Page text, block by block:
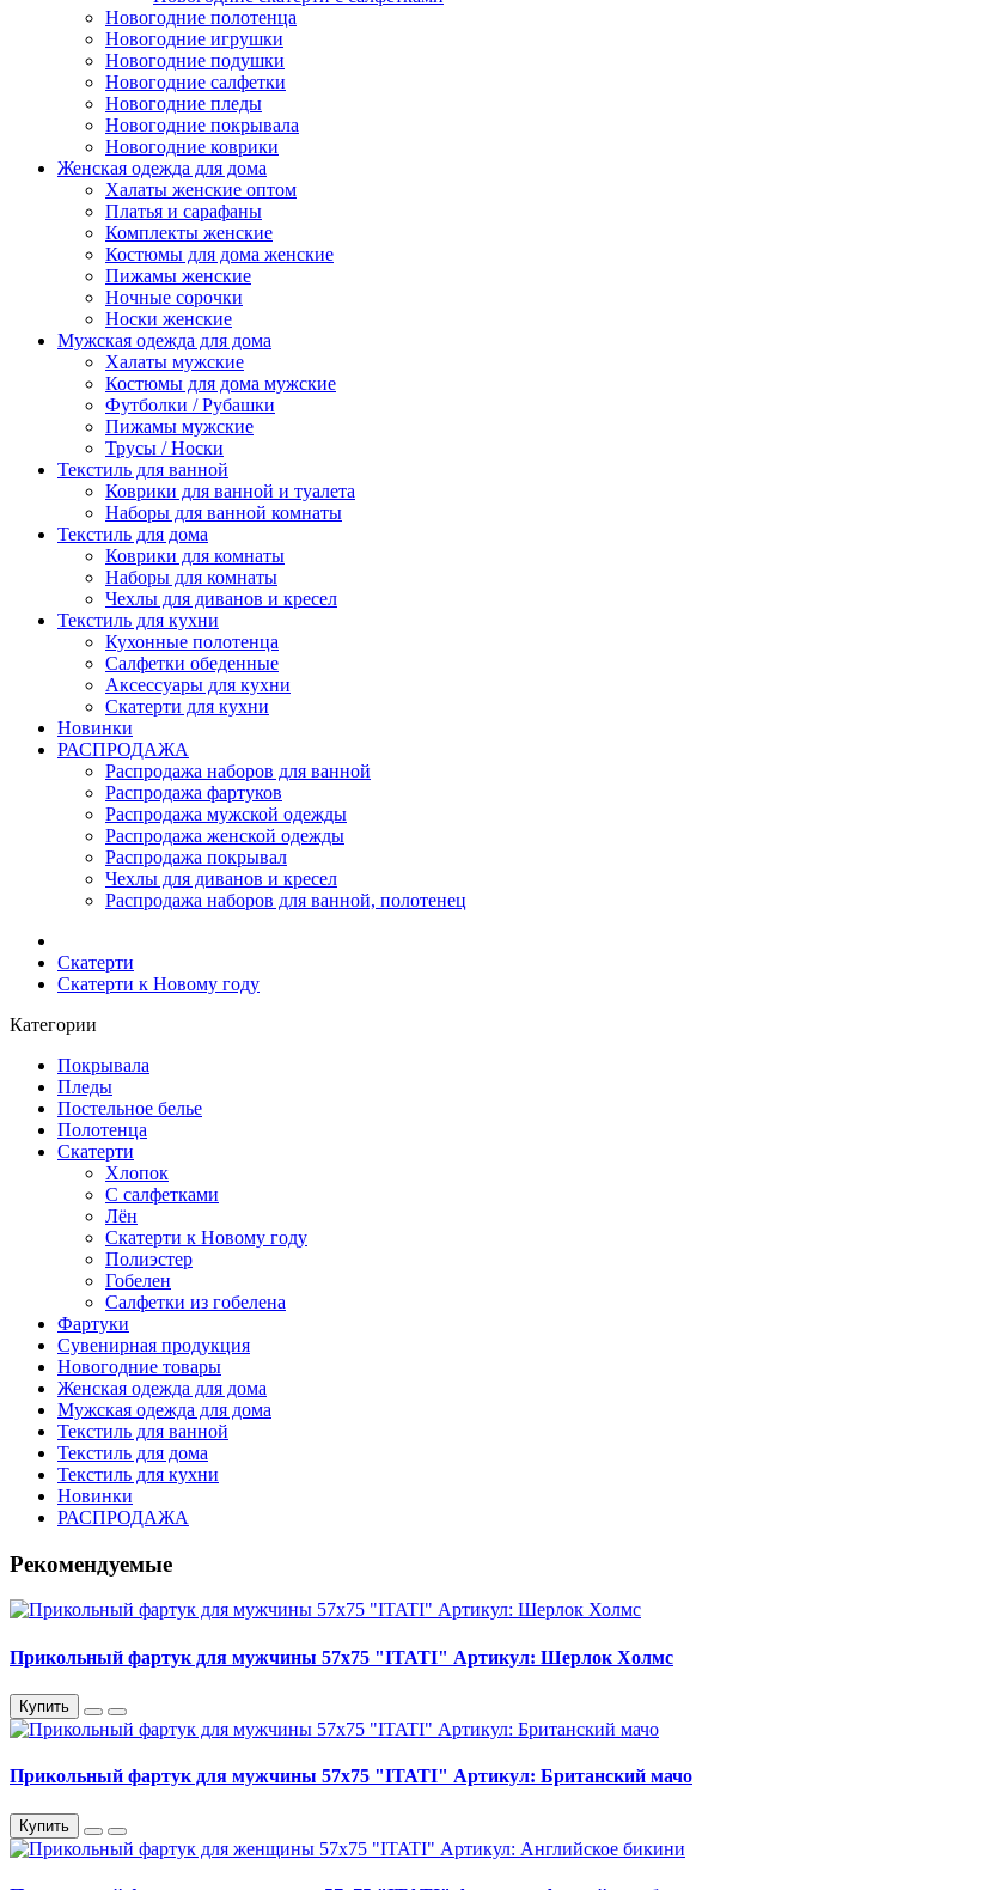
Новогодние полотенца
Новогодние игрушки
Новогодние подушки
Новогодние салфетки
Новогодние пледы
Новогодние покрывала
Новогодние коврики
Женская одежда для дома
Халаты женские оптом
Платья и сарафаны
Комплекты женские
Костюмы для дома женские
Пижамы женские
Ночные сорочки
Носки женские
Мужская одежда для дома
Халаты мужские
Костюмы для дома мужские
Футболки / Рубашки
Пижамы мужские
Трусы / Носки
Текстиль для ванной
Коврики для ванной и туалета
Наборы для ванной комнаты
Текстиль для дома
Коврики для комнаты
Наборы для комнаты
Чехлы для диванов и кресел
Текстиль для кухни
Кухонные полотенца
Салфетки обеденные
Аксессуары для кухни
Скатерти для кухни
Новинки
РАСПРОДАЖА
Распродажа наборов для ванной
Распродажа фартуков
Распродажа мужской одежды
Распродажа женской одежды
Распродажа покрывал
Чехлы для диванов и кресел
Распродажа наборов для ванной, полотенец
Скатерти
Скатерти к Новому году
Категории
Покрывала
Пледы
Постельное белье
Полотенца
Скатерти
Хлопок
С салфетками
Лён
Скатерти к Новому году
Полиэстер
Гобелен
Салфетки из гобелена
Фартуки
Сувенирная продукция
Новогодние товары
Женская одежда для дома
Мужская одежда для дома
Текстиль для ванной
Текстиль для дома
Текстиль для кухни
Новинки
РАСПРОДАЖА
Рекомендуемые
Прикольный фартук для мужчины 57х75 "ITATI" Артикул: Шерлок Холмс
Купить
Прикольный фартук для мужчины 57х75 "ITATI" Артикул: Британский мачо
Купить